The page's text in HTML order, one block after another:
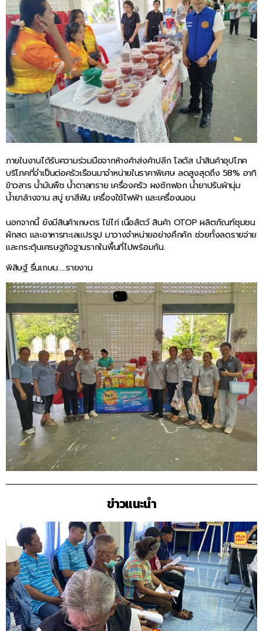
ภายในงานได้รับความร่วมมือจากห้างค้าส่งค้าปลีก โลตัส นำสินค้าอุปโภค
บริโภคที่จำเป็นต่อครัวเรือนมาจำหน่ายในราคาพิเศษ ลดสูงสุดถึง 58% อาทิ
ข้าวสาร น้ำมันพืช น้ำตาลทราย เครื่องครัว ผงซักฟอก น้ำยาปรับผ้านุ่ม
น้ำยาล้างจาน สบู่ ยาสีฟัน เครื่องใช้ไฟฟ้า และเครื่องนอน
นอกจากนี้ ยังมีสินค้าเกษตร ไข่ไก่ เนื้อสัตว์ สินค้า OTOP ผลิตภัณฑ์ชุมชน
ผักสด และอาหารทะเลแปรรูป มาวางจำหน่ายอย่างคึกคัก ช่วยทั้งลดรายจ่าย
และกระตุ้นเศรษฐกิจฐานรากในพื้นที่ไปพร้อมกัน.
พิสิษฐ์ รื่นเกษม…..รายงาน
ข่าวแนะนำ